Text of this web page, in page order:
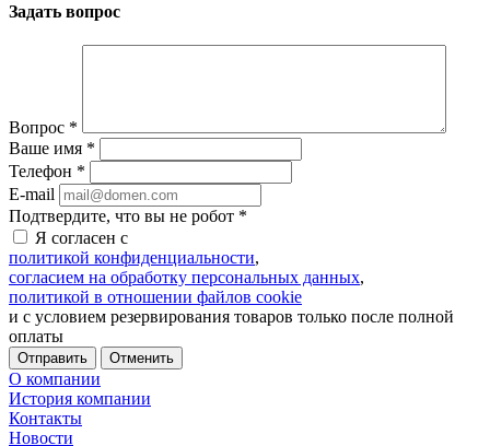
Задать вопрос
Вопрос *
Ваше имя *
Телефон *
E-mail
Подтвердите, что вы не робот *
Я согласен с
политикой конфиденциальности,
согласием на обработку персональных данных,
политикой в отношении файлов cookie
и с условием резервирования товаров только после полной
оплаты
Отменить
О компании
История компании
Контакты
Новости